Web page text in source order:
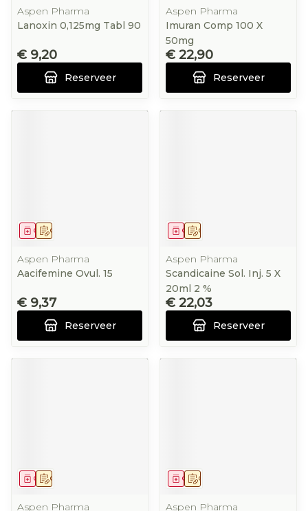
Aspen Pharma
Lanoxin 0,125mg Tabl 90
€ 9,20
Reserveer
Aspen Pharma
Imuran Comp 100 X
50mg
€ 22,90
Reserveer
Op voorschrift
Geneesmiddel
Aspen Pharma
Aacifemine Ovul. 15
€ 9,37
Reserveer
Op voorschrift
Geneesmiddel
Aspen Pharma
Scandicaine Sol. Inj. 5 X
20ml 2 %
€ 22,03
Reserveer
Op voorschrift
Geneesmiddel
Aspen Pharma
Op voorschrift
Geneesmiddel
Aspen Pharma